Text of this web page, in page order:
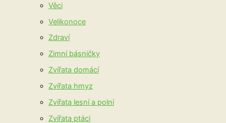
Věci
Velikonoce
Zdraví
Zimní básničky
Zvířata domácí
Zvířata hmyz
Zvířata lesní a polní
Zvířata ptáci